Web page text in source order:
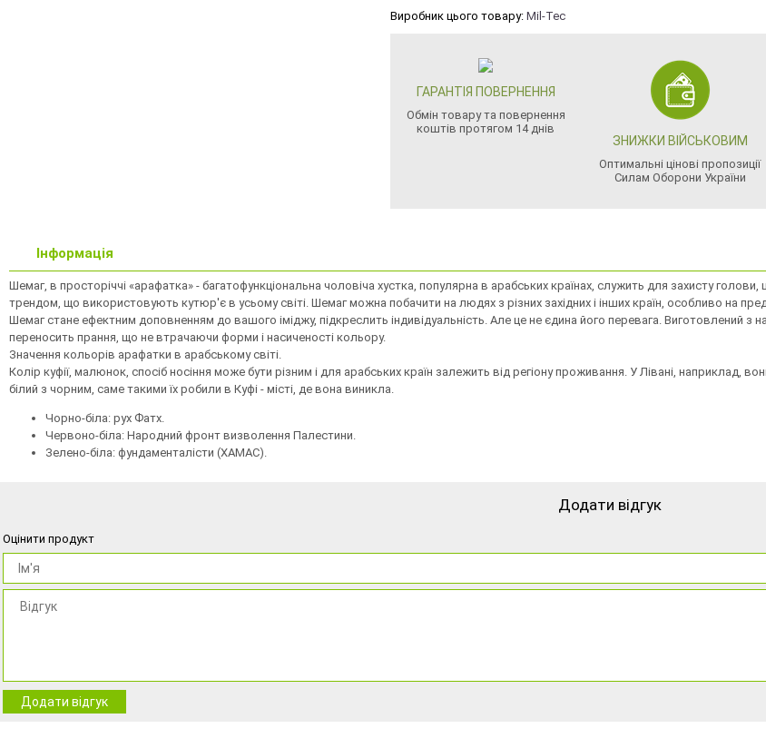
Виробник цього товару: Mil-Tec
ГАРАНТІЯ ПОВЕРНЕННЯ
Обмін товару та повернення
коштів протягом 14 днів
ЗНИЖКИ ВІЙСЬКОВИМ
Оптимальні цінові пропозиції
Силам Оборони України
Інформація
Шемаг, в просторіччі «арафатка» - багатофункціональна чоловіча хустка, популярна в арабських країнах, служить для захисту
трендом, що використовують кутюр'є в усьому світі. Шемаг можна побачити на людях з різних західних і інших країн, особливо на
Шемаг стане ефектним доповненням до вашого іміджу, підкреслить індивідуальність. Але це не єдина його перевага. Виготовлений з
переносить прання, що не втрачаючи форми і насиченості кольору.
Значення кольорів арафатки в арабському світі.
Колір куфії, малюнок, спосіб носіння може бути різним і для арабських країн залежить від регіону проживання. У Лівані, наприклад,
білий з чорним, саме такими їх робили в Куфі - місті, де вона виникла.
Чорно-біла: рух Фатх.
Червоно-біла: Народний фронт визволення Палестини.
Зелено-біла: фундаменталісти (ХAMAC).
Додати відгук
Оцінити продукт
Додати відгук